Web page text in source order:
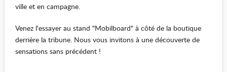
ville et en campagne.
Venez l'essayer au stand "Mobilboard" à côté de la boutique
derrière la tribune. Nous vous invitons à une découverte de
sensations sans précédent !